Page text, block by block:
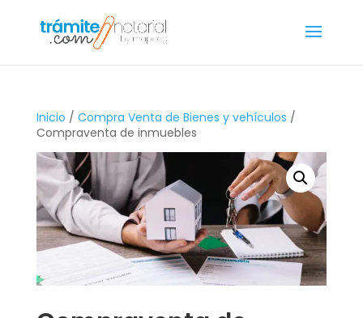
Inicio / Compra Venta de Bienes y vehículos /
Compraventa de inmuebles